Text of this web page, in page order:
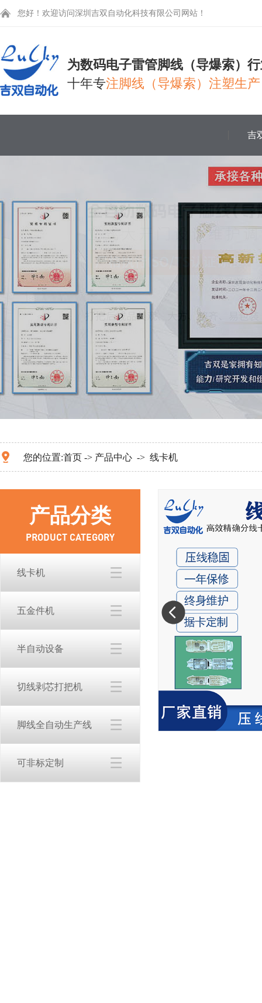
您好！欢迎访问深圳吉双自动化科技有限公司网站！
为数码电子雷管脚线（导爆索）
十年专注脚线（导爆索）注塑生产
吉
您的位置:首页 -> 产品中心 -> 线卡机
产品分类
PRODUCT CATEGORY
线卡机
五金件机
半自动设备
切线剥芯打把机
脚线全自动生产线
可非标定制